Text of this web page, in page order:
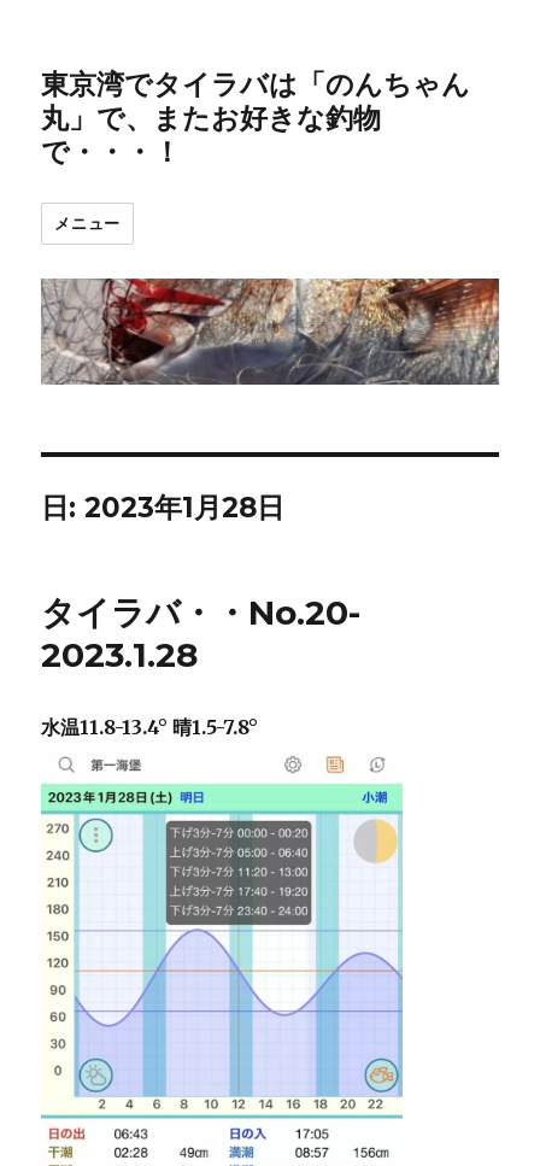
東京湾でタイラバは「のんちゃん
丸」で、またお好きな釣物
で・・・！
メニュー
日:2023年1月28日
タイラバ・・No.20-
2023.1.28
水温11.8-13.4° 晴1.5-7.8°